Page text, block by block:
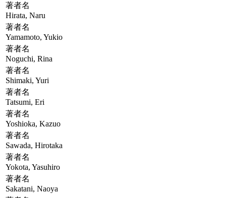
著者名
Hirata, Naru
著者名
Yamamoto, Yukio
著者名
Noguchi, Rina
著者名
Shimaki, Yuri
著者名
Tatsumi, Eri
著者名
Yoshioka, Kazuo
著者名
Sawada, Hirotaka
著者名
Yokota, Yasuhiro
著者名
Sakatani, Naoya